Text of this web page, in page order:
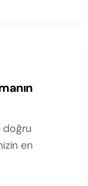
doğru
en